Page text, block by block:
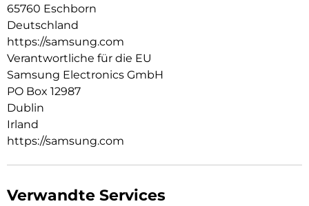
65760 Eschborn
Deutschland
https://samsung.com
Verantwortliche für die EU
Samsung Electronics GmbH
PO Box 12987
Dublin
Irland
https://samsung.com
Verwandte Services